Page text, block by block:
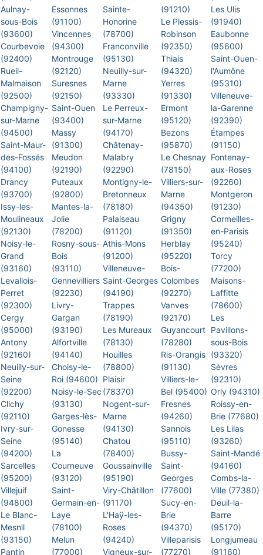
Aulnay-
sous-Bois
(93600)
Courbevoie
(92400)
Rueil-
Malmaison
(92500)
Champigny-
sur-Marne
(94500)
Saint-Maur-
des-Fossés
(94100)
Drancy
(93700)
Issy-les-
Moulineaux
(92130)
Noisy-le-
Grand
(93160)
Levallois-
Perret
(92300)
Cergy
(95000)
Antony
(92160)
Neuilly-sur-
Seine
(92200)
Clichy
(92110)
Ivry-sur-
Seine
(94200)
Sarcelles
(95200)
Villejuif
(94800)
Le Blanc-
Mesnil
(93150)
Pantin
Essonnes
(91100)
Vincennes
(94300)
Montrouge
(92120)
Suresnes
(92150)
Saint-Ouen
(93400)
Massy
(91300)
Meudon
(92190)
Puteaux
(92800)
Mantes-la-
Jolie
(78200)
Rosny-sous-
Bois
(93110)
Gennevilliers
(92230)
Livry-
Gargan
(93190)
Alfortville
(94140)
Choisy-le-
Roi (94600)
Noisy-le-Sec
(93130)
Garges-lès-
Gonesse
(95140)
La
Courneuve
(93120)
Saint-
Germain-en-
Laye
(78100)
Melun
(77000)
Sainte-
Honorine
(78700)
Franconville
(95130)
Neuilly-sur-
Marne
(93330)
Le Perreux-
sur-Marne
(94170)
Châtenay-
Malabry
(92290)
Montigny-le-
Bretonneux
(78180)
Palaiseau
(91120)
Athis-Mons
(91200)
Villeneuve-
Saint-Georges
(94190)
Trappes
(78190)
Les Mureaux
(78130)
Houilles
(78800)
Plaisir
(78370)
Nogent-sur-
Marne
(94130)
Chatou
(78400)
Goussainville
(95190)
Viry-Châtillon
(91170)
L'Haÿ-les-
Roses
(94240)
Vigneux-sur-
(91210)
Le Plessis-
Robinson
(92350)
Thiais
(94320)
Yerres
(91330)
Ermont
(95120)
Bezons
(95870)
Le Chesnay
(78150)
Villiers-sur-
Marne
(94350)
Grigny
(91350)
Herblay
(95220)
Bois-
Colombes
(92270)
Vanves
(92170)
Guyancourt
(78280)
Ris-Orangis
(91130)
Villiers-le-
Bel (95400)
Fresnes
(94260)
Sannois
(95110)
Bussy-
Saint-
Georges
(77600)
Sucy-en-
Brie
(94370)
Villeparisis
(77270)
Les Ulis
(91940)
Eaubonne
(95600)
Saint-Ouen-
l'Aumône
(95310)
Villeneuve-
la-Garenne
(92390)
Étampes
(91150)
Fontenay-
aux-Roses
(92260)
Montgeron
(91230)
Cormeilles-
en-Parisis
(95240)
Torcy
(77200)
Maisons-
Laffitte
(78600)
Les
Pavillons-
sous-Bois
(93320)
Sèvres
(92310)
Orly (94310)
Roissy-en-
Brie (77680)
Les Lilas
(93260)
Saint-Mandé
(94160)
Combs-la-
Ville (77380)
Deuil-la-
Barre
(95170)
Longjumeau
(91160)